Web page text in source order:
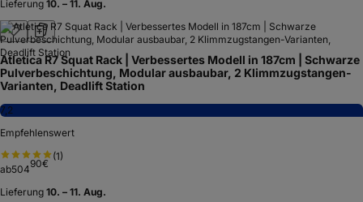
Lieferung 10. – 11. Aug.
Atletica R7 Squat Rack | Verbessertes Modell in 187cm | Schwarze
Pulverbeschichtung, Modular ausbaubar, 2 Klimmzugstangen-
Varianten, Deadlift Station
7,2
Empfehlenswert
(1)
ab50490€
Lieferung 10. – 11. Aug.